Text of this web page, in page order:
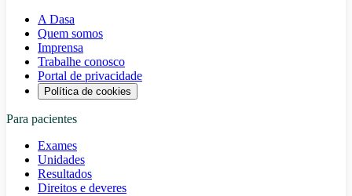
A Dasa
Quem somos
Imprensa
Trabalhe conosco
Portal de privacidade
Política de cookies
Para pacientes
Exames
Unidades
Resultados
Direitos e deveres